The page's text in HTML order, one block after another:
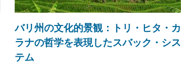
バリ州の文化的景観：トリ・ヒタ・カ
ラナの哲学を表現したスバック・シス
テム